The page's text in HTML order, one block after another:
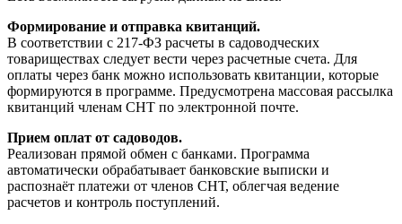
Формирование и отправка квитанций.
В соответствии с 217-ФЗ расчеты в садоводческих
товариществах следует вести через расчетные счета. Для
оплаты через банк можно использовать квитанции, которые
формируются в программе. Предусмотрена массовая рассылка
квитанций членам СНТ по электронной почте.
Прием оплат от садоводов.
Реализован прямой обмен с банками. Программа
автоматически обрабатывает банковские выписки и
распознаёт платежи от членов СНТ, облегчая ведение
расчетов и контроль поступлений.